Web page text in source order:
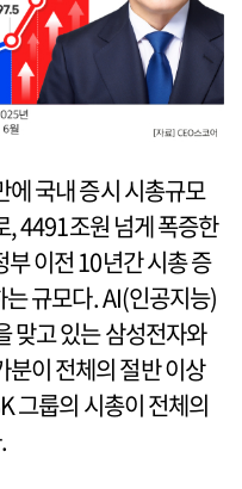
에 국내 증시 시총규모
4491조원 넘게 폭증한
이전 10년간 시총 증
규모다. AI(인공지능)
맞고 있는 삼성전자와
분이 전체의 절반 이상
그룹의 시총이 전체의